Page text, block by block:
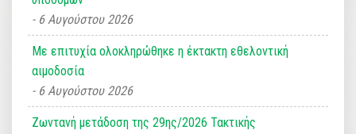
6 Αυγούστου 2026
Με επιτυχία ολοκληρώθηκε η έκτακτη εθελοντική
αιμοδοσία
6 Αυγούστου 2026
Ζωντανή μετάδοση της 29ης/2026 Τακτικής